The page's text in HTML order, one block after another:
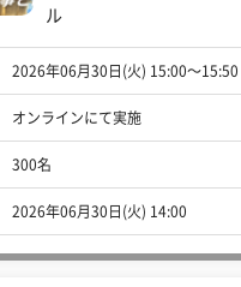
ル
2026年06月30日(火) 15:00〜15:50
オンラインにて実施
300名
2026年06月30日(火) 14:00